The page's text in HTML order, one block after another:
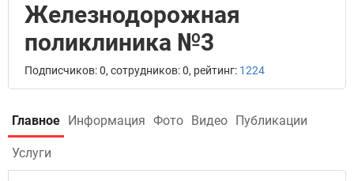
Железнодорожная
поликлиника №3
Подписчиков: 0, сотрудников: 0, рейтинг: 1224
Главное Информация Фото Видео Публикации
Услуги